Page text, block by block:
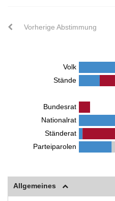
Vorherige Abstimmung
Volk
Stände
Bundesrat
Nationalrat
Ständerat
Parteiparolen
Allgemeines